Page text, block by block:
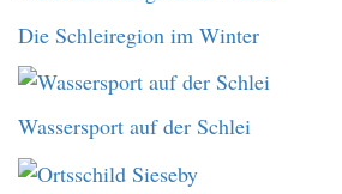
Die Schleiregion im Winter
Wassersport auf der Schlei